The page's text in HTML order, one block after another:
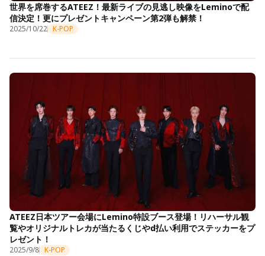
世界を席巻するATEEZ！最新ライブの見逃し映像をLeminoで配
信決定！更にプレゼントキャンペーン第2弾も解禁！
2025/10/22 K-POP
ATEEZ日本ツアー会場にLemino特設ブース登場！リハーサル観
覧やオリジナルトレカが当たるくじやd払い利用でステッカーをプ
レゼント！
2025/9/8 K-POP